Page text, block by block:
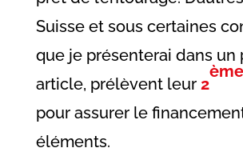
Suisse et sous certaines
que je présenterai dans un
article, prélèvent leur 2
ème
pour assurer le
éléments.